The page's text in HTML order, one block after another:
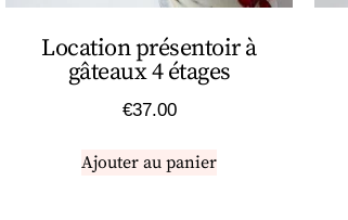
Location présentoir à
gâteaux 4 étages
€37.00
Ajouter au panier